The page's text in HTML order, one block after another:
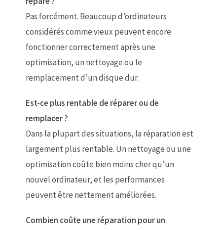
Pas forcément. Beaucoup d’ordinateurs
considérés comme vieux peuvent encore
fonctionner correctement après une
optimisation, un nettoyage ou le
remplacement d’un disque dur.
Est-ce plus rentable de réparer ou de
remplacer ?
Dans la plupart des situations, la réparation est
largement plus rentable. Un nettoyage ou une
optimisation coûte bien moins cher qu’un
nouvel ordinateur, et les performances
peuvent être nettement améliorées.
Combien coûte une réparation pour un